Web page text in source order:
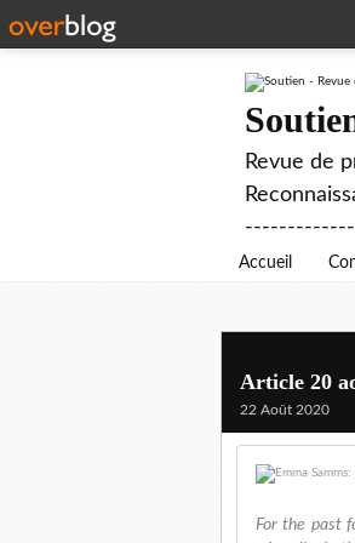
Revue de
Accueil
Article 20
22 Août 2020
For the past